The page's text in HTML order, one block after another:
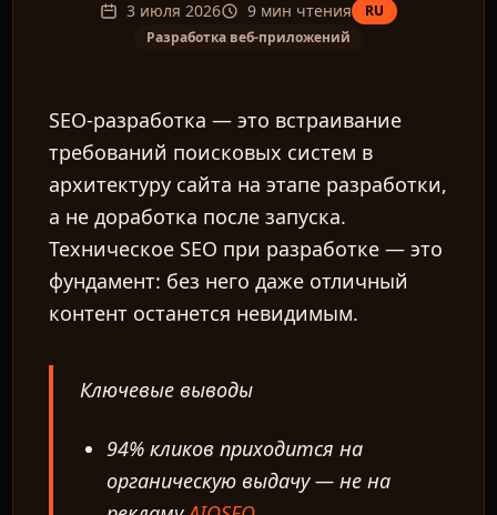
3 июля 2026 9 мин чтения
RU
Разработка веб-приложений
SEO-разработка — это встраивание
требований поисковых систем в
архитектуру сайта на этапе разработки,
а не доработка после запуска.
Техническое SEO при разработке — это
фундамент: без него даже отличный
контент останется невидимым.
Ключевые выводы
94% кликов приходится на
органическую выдачу — не на